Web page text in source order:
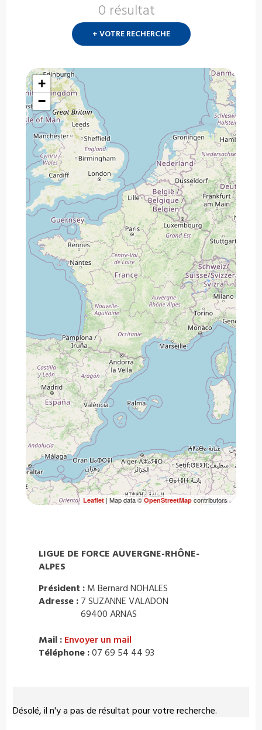
0 résultat
+ VOTRE RECHERCHE
Désolé, il n'y a pas de résultat pour votre recherche.
+
−
Leaflet| Map data ©OpenStreetMapcontributors
LIGUE DE FORCE AUVERGNE-RHÔNE-
ALPES
Président : M Bernard NOHALES
Adresse : 7 SUZANNE VALADON
69400 ARNAS
Mail : Envoyer un mail
Téléphone :07 69 54 44 93